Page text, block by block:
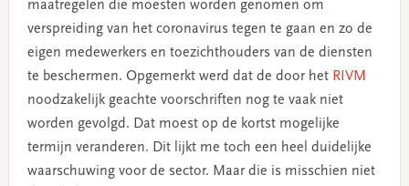
maatregelen die moesten worden genomen om
verspreiding van het coronavirus tegen te gaan en zo de
eigen medewerkers en toezichthouders van de diensten
te beschermen. Opgemerkt werd dat de door het RIVM
noodzakelijk geachte voorschriften nog te vaak niet
worden gevolgd. Dat moest op de kortst mogelijke
termijn veranderen. Dit lijkt me toch een heel duidelijke
waarschuwing voor de sector. Maar die is misschien niet